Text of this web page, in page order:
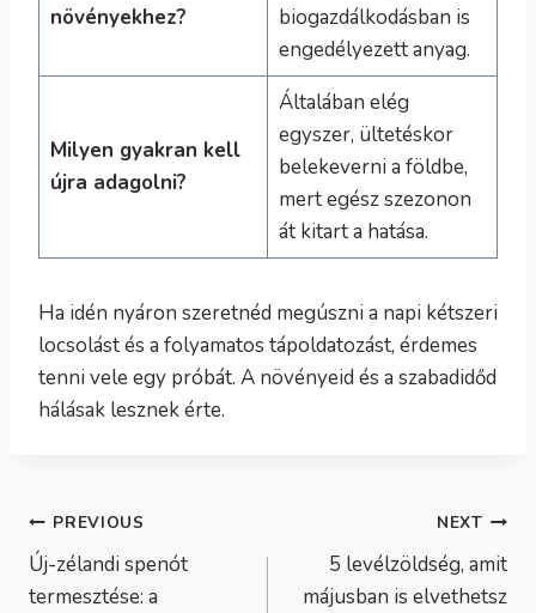
növényekhez?
biogazdálkodásban is
engedélyezett anyag.
Milyen gyakran kell
újra adagolni?
Általában elég
egyszer, ültetéskor
belekeverni a földbe,
mert egész szezonon
át kitart a hatása.
Ha idén nyáron szeretnéd megúszni a napi kétszeri
locsolást és a folyamatos tápoldatozást, érdemes
tenni vele egy próbát. A növényeid és a szabadidőd
hálásak lesznek érte.
Bejegyzés
navigáció
PREVIOUS
Új-zélandi spenót
termesztése: a
NEXT
5 levélzöldség, amit
májusban is elvethetsz